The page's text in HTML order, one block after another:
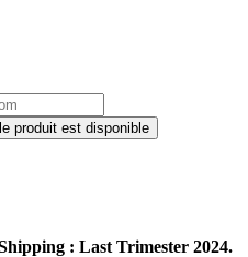
produit est disponible
: Last Trimester 2024.